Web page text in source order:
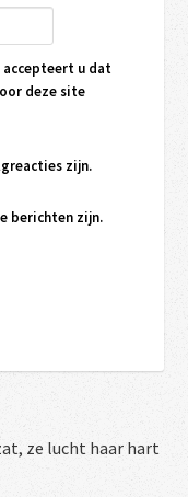
u dat
deze site
zijn.
berichten zijn.
ze lucht haar hart